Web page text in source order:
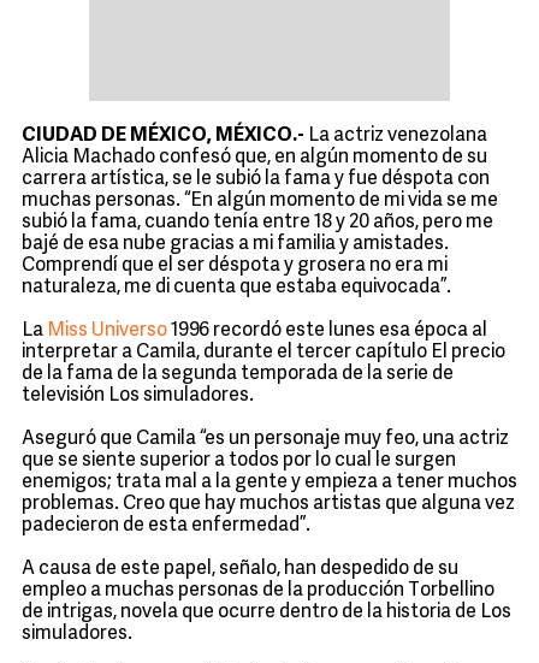
CIUDAD DE MÉXICO, MÉXICO.- La actriz venezolana
Alicia Machado confesó que, en algún momento de su
carrera artística, se le subió la fama y fue déspota con
muchas personas. “En algún momento de mi vida se me
subió la fama, cuando tenía entre 18 y 20 años, pero me
bajé de esa nube gracias a mi familia y amistades.
Comprendí que el ser déspota y grosera no era mi
naturaleza, me di cuenta que estaba equivocada”.
La Miss Universo1996 recordó este lunes esa época al
interpretar a Camila, durante el tercer capítulo El precio
de la fama de la segunda temporada de la serie de
televisión Los simuladores.
Aseguró que Camila “es un personaje muy feo, una actriz
que se siente superior a todos por lo cual le surgen
enemigos; trata mal a la gente y empieza a tener muchos
problemas. Creo que hay muchos artistas que alguna vez
padecieron de esta enfermedad”.
A causa de este papel, señalo, han despedido de su
empleo a muchas personas de la producción Torbellino
de intrigas, novela que ocurre dentro de la historia de Los
simuladores.